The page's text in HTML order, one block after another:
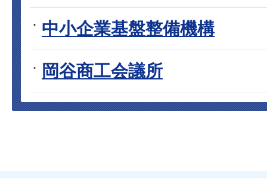
中小企業基盤整備機構
岡谷商工会議所